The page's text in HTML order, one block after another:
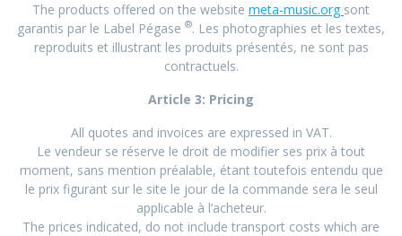
The products offered on the website meta-music.org sont
garantis par le Label Pégase ®. Les photographies et les textes,
reproduits et illustrant les produits présentés, ne sont pas
contractuels.
Article 3: Pricing
All quotes and invoices are expressed in VAT.
Le vendeur se réserve le droit de modifier ses prix à tout
moment, sans mention préalable, étant toutefois entendu que
le prix figurant sur le site le jour de la commande sera le seul
applicable à l’acheteur.
The prices indicated, do not include transport costs which are